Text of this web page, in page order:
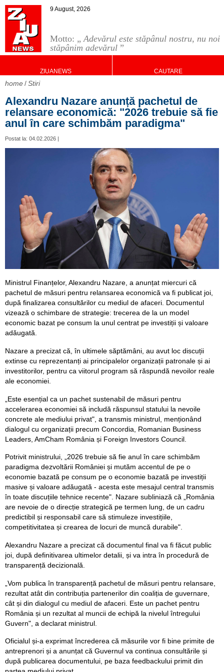
Motto: „Adevărul este stăpânul nostru, nu noi
stăpânim adevărul ”
9 August, 2026
ZIUANEWS CAUTARE
home Stiri
Alexandru Nazare anunță pachetul de
relansare economică: "2026 trebuie să fie
anul în care schimbăm paradigma"
Postat la: 04.02.2026 |
Ministrul Finanțelor, Alexandru Nazare, a anunțat miercuri că
pachetul de măsuri pentru relansarea economică va fi publicat joi,
după finalizarea consultărilor cu mediul de afaceri. Documentul
vizează o schimbare de strategie: trecerea de la un model
economic bazat pe consum la unul centrat pe investiții și valoare
adăugată.
Nazare a precizat că, în ultimele săptămâni, au avut loc discuții
extinse cu reprezentanți ai principalelor organizații patronale și ai
investitorilor, pentru ca viitorul program să răspundă nevoilor reale
ale economiei.
„Este esențial ca un pachet sustenabil de măsuri pentru
accelerarea economiei să includă răspunsul statului la nevoile
concrete ale mediului privat", a transmis ministrul, menționând
dialogul cu organizații precum Concordia, Romanian Business
Leaders, AmCham România și Foreign Investors Council.
Potrivit ministrului, „2026 trebuie să fie anul în care schimbăm
paradigma dezvoltării României și mutăm accentul de pe o
economie bazată pe consum pe o economie bazată pe investiții
masive și valoare adăugată - acesta este mesajul central transmis
în toate discuțiile tehnice recente". Nazare subliniază că „România
are nevoie de o direcție strategică pe termen lung, de un cadru
predictibil și responsabil care să stimuleze investițiile,
competitivitatea și crearea de locuri de muncă durabile".
Alexandru Nazare a precizat că documentul final va fi făcut public
joi, după definitivarea ultimelor detalii, și va intra în procedură de
transparență decizională.
„Vom publica în transparență pachetul de măsuri pentru relansare,
rezultat atât din contribuția partenerilor din coaliția de guvernare,
cât și din dialogul cu mediul de afaceri. Este un pachet pentru
România și un rezultat al muncii de echipă la nivelul întregului
Guvern", a declarat ministrul.
Oficialul și-a exprimat încrederea că măsurile vor fi bine primite de
antreprenori și a anunțat că Guvernul va continua consultările și
după publicarea documentului, pe baza feedbackului primit din